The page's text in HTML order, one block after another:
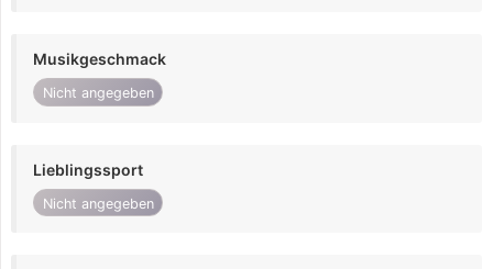
Musikgeschmack
Nicht angegeben
Lieblingssport
Nicht angegeben